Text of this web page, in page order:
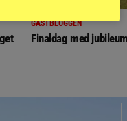
GÄSTBLOGGEN
Finaldag med